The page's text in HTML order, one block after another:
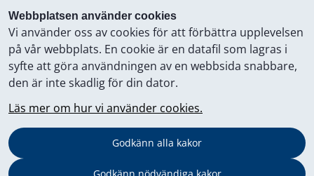
Webbplatsen använder cookies
Vi använder oss av cookies för att förbättra upplevelsen
på vår webbplats. En cookie är en datafil som lagras i
syfte att göra användningen av en webbsida snabbare,
den är inte skadlig för din dator.
Läs mer om hur vi använder cookies.
Godkänn alla kakor